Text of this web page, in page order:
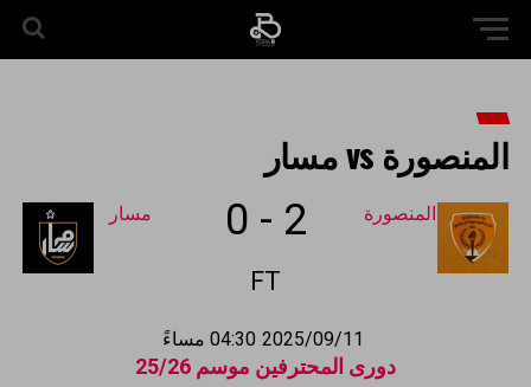
المنصورة vs مسار
المنصورة 2
-
0
FT
مسار
2025/09/11 04:30 مساءً
دورى المحترفين موسم 25/26